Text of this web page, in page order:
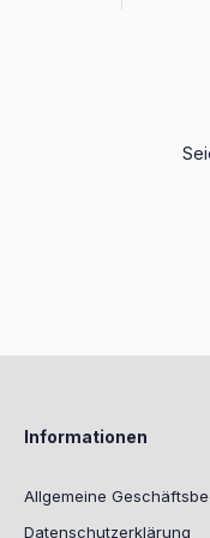
Informationen
Allgemeine
Datenschutzerklärung